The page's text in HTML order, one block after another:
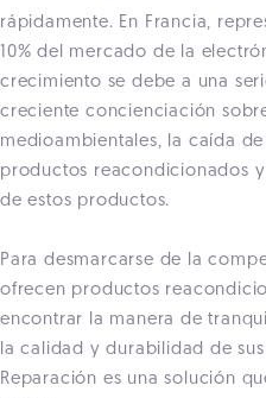
rápidamente. En Francia,
10% del mercado de la
crecimiento se debe a una
creciente concienciación
medioambientales, la caída
productos reacondicionados
de estos productos.
Para desmarcarse de la
ofrecen productos
encontrar la manera de
la calidad y durabilidad de
Reparación es una solución